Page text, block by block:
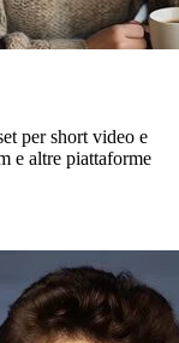
per short video e
e altre piattaforme